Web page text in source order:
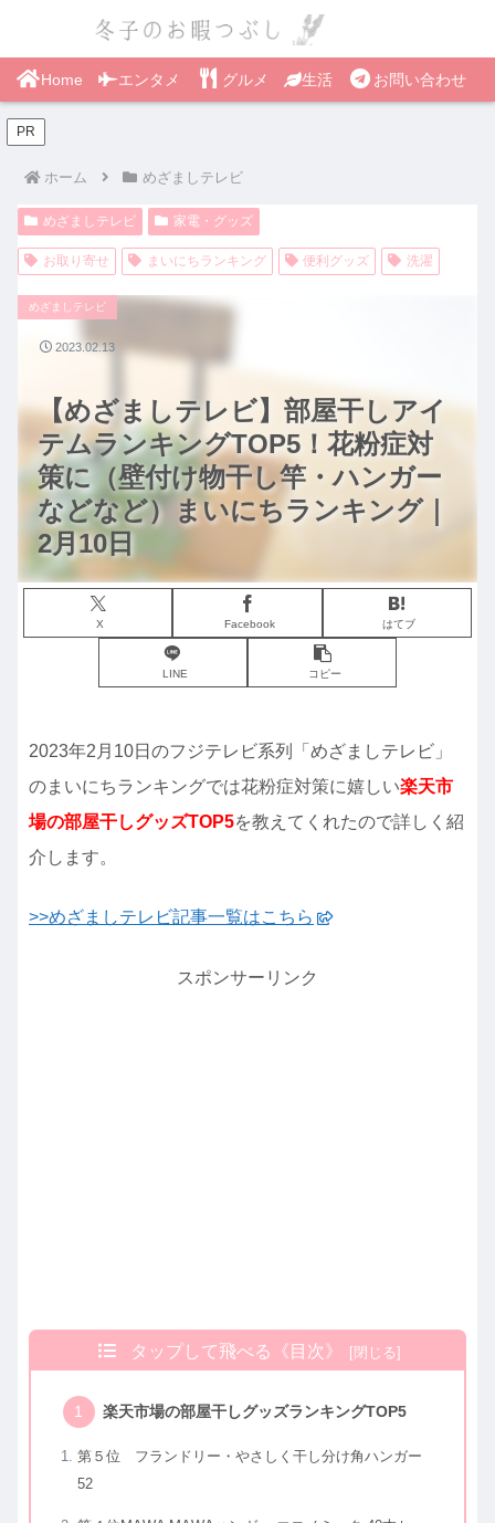
Home エンタメ グルメ 生活 お問い合わせ
PR
ホーム めざましテレビ
めざましテレビ 家電・グッズ
お取り寄せ まいにちランキング 便利グッズ 洗濯
【めざましテレビ】部屋干しアイ
テムランキングTOP5！花粉症対
策に（壁付け物干し竿・ハンガー
などなど）まいにちランキング｜
2月10日
めざましテレビ
X Facebook はてブ
LINE コピー
2023.02.13
2023年2月10日のフジテレビ系列「めざましテレビ」
のまいにちランキングでは花粉症対策に嬉しい楽天市
場の部屋干しグッズTOP5を教えてくれたので詳しく紹
介します。
>>めざましテレビ記事一覧はこちら
スポンサーリンク
タップして飛べる《目次》
楽天市場の部屋干しグッズランキングTOP5
第５位 フランドリー・やさしく干し分け角ハンガー
52